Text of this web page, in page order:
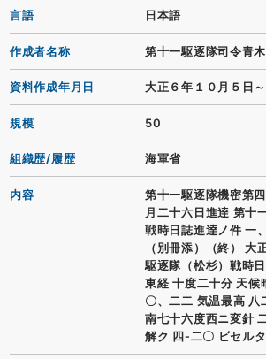
言語 日本語
作成者名称 第十一駆逐隊司令青
資料作成年月日 大正６年１０月５日
規模 50
組織歴/履歴 海軍省
内容
第十一駆逐隊機密第
月二十六日進逹 第十
戦時日誌進逹ノ件 一
（別冊添）（終）
駆逐隊（松杉）戦時
東経 十度二十分 天候
〇、二二 気温最高
南七十六度西ニ変針
解ク 四‐二〇 ビセル